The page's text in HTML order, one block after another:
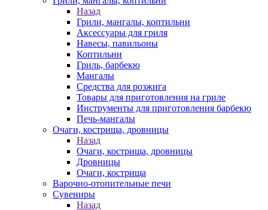
Назад
Грили, мангалы, коптильни
Аксессуары для гриля
Навесы, павильоны
Коптильни
Гриль, барбекю
Мангалы
Средства для розжига
Товары для приготовления на гриле
Инструменты для приготовления барбекю
Печь-мангалы
Очаги, кострища, дровницы
Назад
Очаги, кострища, дровницы
Дровницы
Очаги, кострища
Варочно-отопительные печи
Сувениры
Назад